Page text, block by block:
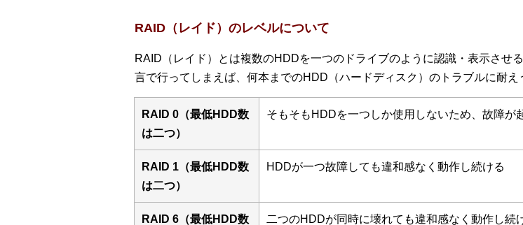
RAID（レイド）のレベルについて
RAID（レイド）とは複数のHDDを一つのドライブのように認識・表示させ
言で行ってしまえば、何本までのHDD（ハードディスク）のトラブルに耐え
RAID 0（最低HDD数
は二つ）
そもそもHDDを一つしか使用しないため、故障が
RAID 1（最低HDD数
は二つ）
HDDが一つ故障しても違和感なく動作し続ける
RAID 6（最低HDD数
二つのHDDが同時に壊れても違和感なく動作し続